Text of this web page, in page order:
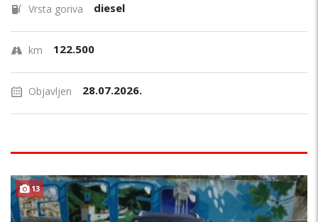
Vrsta goriva diesel
km 122.500
Objavljen 28.07.2026.
13